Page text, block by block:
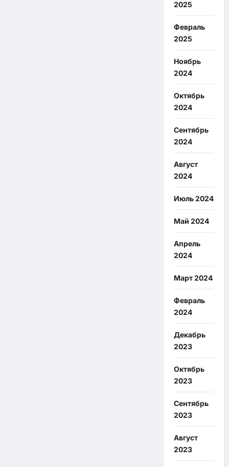
2025
Февраль
2025
Ноябрь
2024
Октябрь
2024
Сентябрь
2024
Август
2024
Июль 2024
Май 2024
Апрель
2024
Март 2024
Февраль
2024
Декабрь
2023
Октябрь
2023
Сентябрь
2023
Август
2023